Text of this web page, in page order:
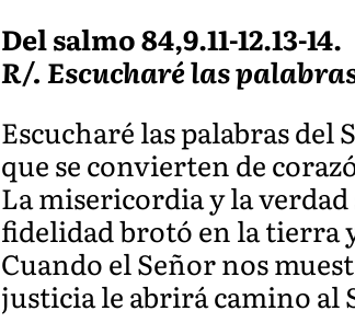
Del salmo 84,9.11-12.13-14.
R/. Escucharé las
Escucharé las palabras del
que se convierten de
La misericordia y la
fidelidad brotó en la tierra
Cuando el Señor nos
justicia le abrirá camino al